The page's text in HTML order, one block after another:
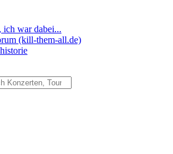
ich war dabei...
(kill-them-all.de)